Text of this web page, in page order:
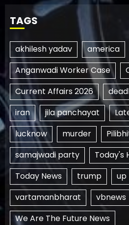
TAGS
akhilesh yadav
america
Anganwadi Worker Case
Current Affairs 2026
iran
jila panchayat
lucknow
murder
samajwadi party
Today's
Today News
trump up
vartamanbharat
vbnews
We Are The Future News